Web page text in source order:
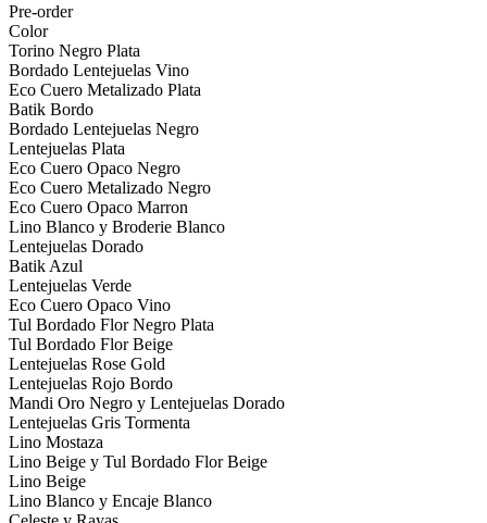
Pre-order
Color
Torino Negro Plata
Bordado Lentejuelas Vino
Eco Cuero Metalizado Plata
Batik Bordo
Bordado Lentejuelas Negro
Lentejuelas Plata
Eco Cuero Opaco Negro
Eco Cuero Metalizado Negro
Eco Cuero Opaco Marron
Lino Blanco y Broderie Blanco
Lentejuelas Dorado
Batik Azul
Lentejuelas Verde
Eco Cuero Opaco Vino
Tul Bordado Flor Negro Plata
Tul Bordado Flor Beige
Lentejuelas Rose Gold
Lentejuelas Rojo Bordo
Mandi Oro Negro y Lentejuelas Dorado
Lentejuelas Gris Tormenta
Lino Mostaza
Lino Beige y Tul Bordado Flor Beige
Lino Beige
Lino Blanco y Encaje Blanco